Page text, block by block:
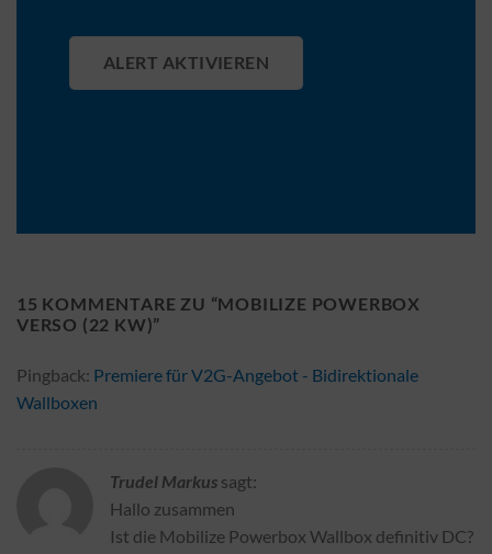
ALERT AKTIVIEREN
15 KOMMENTARE ZU “MOBILIZE POWERBOX
VERSO (22 KW)”
Pingback: Premiere für V2G-Angebot - Bidirektionale
Wallboxen
Trudel Markus sagt:
Hallo zusammen
Ist die Mobilize Powerbox Wallbox definitiv DC?